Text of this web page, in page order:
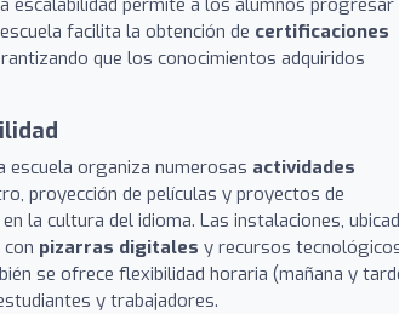
facilita la obtención de certificaciones
que los conocimientos adquiridos
escuela organiza numerosas actividades
proyección de películas y proyectos de
la cultura del idioma. Las instalaciones,
pizarras digitales y recursos
se ofrece flexibilidad horaria (mañana y
y trabajadores.